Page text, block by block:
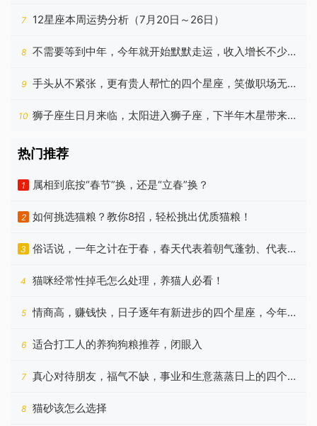
生肖
7 12星座本周运势分析（7月20日～26日）
8
不需要等到中年，今年就开始默默走运，收入增长不少的
星座
9
手头从不紧张，更有贵人帮忙的四个星座，笑傲职场无压
力
10 狮子座生日月来临，太阳进入狮子座，下半年木星带来新
热门推荐
1 属相到底按“春节”换，还是“立春”换？
2 如何挑选猫粮？教你8招，轻松挑出优质猫粮！
3
俗话说，一年之计在于春，春天代表着朝气蓬勃、代表着
希望
4 猫咪经常性掉毛怎么处理，养猫人必看！
5
情商高，赚钱快，日子逐年有新进步的四个星座，今年更
好
6 适合打工人的养狗狗粮推荐，闭眼入
7
真心对待朋友，福气不缺，事业和生意蒸蒸日上的四个星
座
8 猫砂该怎么选择